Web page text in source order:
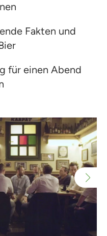
Fakten und
für einen Abend